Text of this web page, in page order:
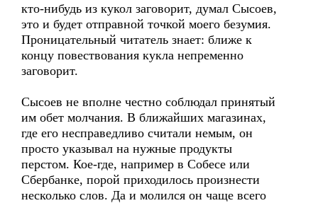
кто-нибудь из кукол заговорит, думал Сысоев,
это и будет отправной точкой моего безумия.
Проницательный читатель знает: ближе к
концу повествования кукла непременно
заговорит.
Сысоев не вполне честно соблюдал принятый
им обет молчания. В ближайших магазинах,
где его несправедливо считали немым, он
просто указывал на нужные продукты
перстом. Кое-где, например в Собесе или
Сбербанке, порой приходилось произнести
несколько слов. Да и молился он чаще всего